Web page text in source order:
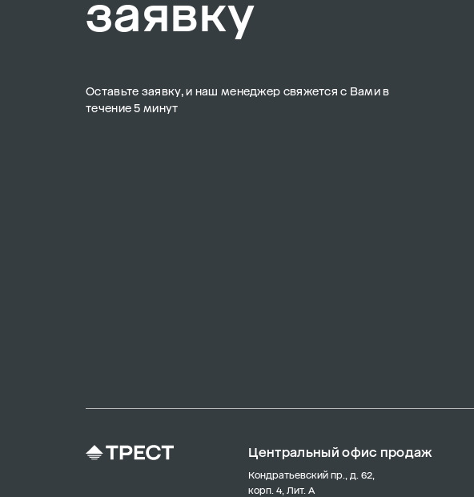
заявку
Оставьте заявку, и наш менеджер свяжется с Вами в
течение 5 минут
Центральный офис продаж
Кондратьевский пр., д. 62,
корп. 4, Лит. А